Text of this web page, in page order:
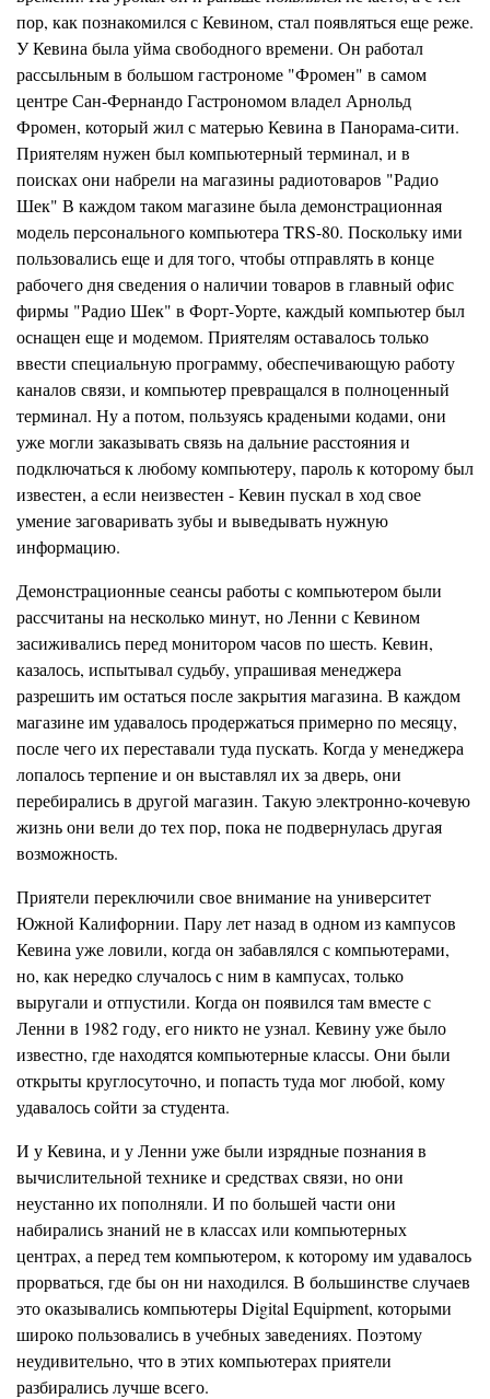
пор, как познакомился сКевином, стал появляться еще реже.
УКевина была уйма свободного времени. Он работал
рассыльным в большом гастрономе "Фромен" в самом
центреСан-ФернандоГастрономом владел Арнольд
Фромен, который жил с матерью Кевина в Панорама-сити.
Приятелям нужен был компьютерный терминал, и в
поисках они набрели на магазины радиотоваров "Радио
Шек" В каждом таком магазине была демонстрационная
модель персонального компьютера TRS-80. Поскольку ими
пользовались еще и для того, чтобы отправлять в конце
рабочего дня сведения о наличии товаров в главный офис
фирмы "Радио Шек" в Форт-Уорте, каждый компьютер был
оснащен еще и модемом. Приятелям оставалось только
ввести специальную программу, обеспечивающую работу
каналов связи, и компьютер превращался в полноценный
терминал. Ну а потом, пользуясь крадеными кодами, они
уже могли заказывать связь на дальние расстояния и
подключаться к любому компьютеру, пароль к которому был
известен, а если неизвестен - Кевин пускал в ход свое
умение заговаривать зубы и выведывать нужную
информацию.
Демонстрационные сеансы работы с компьютером были
рассчитаны на несколько минут, но Ленни с Кевином
засиживались перед монитором часов по шесть. Кевин,
казалось, испытывал судьбу, упрашивая менеджера
разрешить им остаться после закрытия магазина. В каждом
магазине им удавалось продержаться примерно по месяцу,
после чего их переставали туда пускать. Когда у менеджера
лопалось терпение и он выставлял их за дверь, они
перебирались в другой магазин. Такую электронно-кочевую
жизнь они вели до тех пор, пока не подвернулась другая
возможность.
Приятели переключили свое внимание на университет
Южной Калифорнии. Пару лет назад в одном изкампусов
Кевина уже ловили, когда он забавлялся с компьютерами,
но, как нередко случалось с ним в кампусах, только
выругали и отпустили. Когда он появился там вместе с
Ленни в 1982 году, его никто не узнал. Кевинууже было
известно, где находятся компьютерные классы. Они были
открыты круглосуточно, и попасть туда мог любой, кому
удавалось сойти за студента.
И у Кевина, и у Ленни уже были изрядные познания в
вычислительной технике и средствах связи, но они
неустанно их пополняли. И по большей части они
набирались знаний не в классах или компьютерных
центрах, а перед тем компьютером, к которому им удавалось
прорваться, где бы он ни находился. В большинстве случаев
это оказывались компьютеры Digital Equipment, которыми
широкопользовались в учебных заведениях. Поэтому
неудивительно, что в этих компьютерах приятели
разбирались лучше всего.